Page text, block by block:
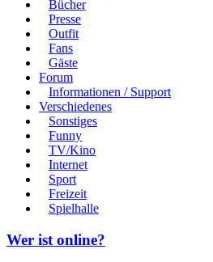
Bücher
Presse
Outfit
Fans
Gäste
Forum
Informationen / Support
Verschiedenes
Sonstiges
Funny
TV/Kino
Internet
Sport
Freizeit
Spielhalle
Wer ist online?